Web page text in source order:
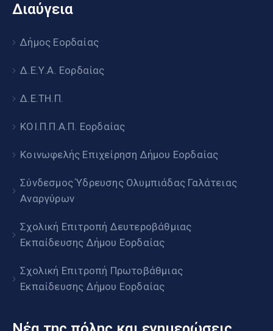
Διαύγεια
Δήμος Εορδαίας
Δ.Ε.Υ.Α. Εορδαίας
Δ.Ε.ΤΗ.Π.
ΚΟΙ.Π.Π.Α.Π. Εορδαίας
Κοινωφελής Επιχείρηση Δήμου Εορδαίας
Σύνδεσμος Ύδρευσης Ολυμπιάδας Γαλάτειας
Αναργύρων
Σχολική Επιτροπή Δευτεροβάθμιας
Εκπαίδευσης Δήμου Εορδαίας
Σχολική Επιτροπή Πρωτοβάθμιας
Εκπαίδευσης Δήμου Εορδαίας